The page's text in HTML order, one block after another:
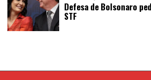
Defesa de Bolsonaro
STF